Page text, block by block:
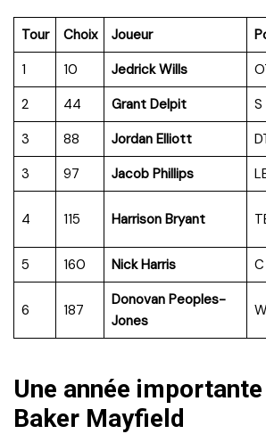
Tour Choix Joueur
1
10 Jedrick Wills
2
44 Grant Delpit S
3
88 Jordan Elliott
3
97 Jacob Phillips
4 115 Harrison Bryant
5
160 Nick Harris C
6 187
Donovan Peoples-
Jones
Une année
Baker Mayfield